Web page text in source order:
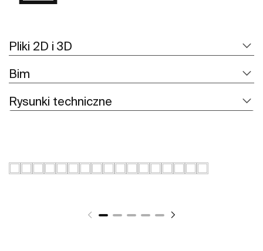
Pliki 2D i 3D
Bim
Rysunki techniczne